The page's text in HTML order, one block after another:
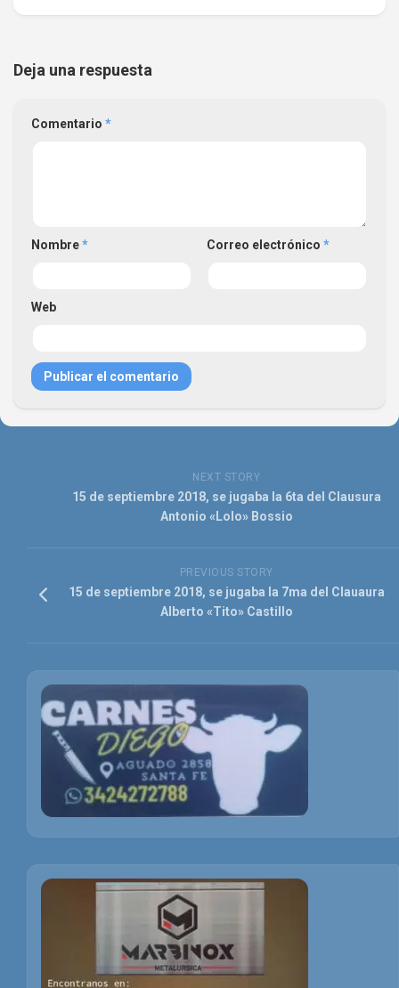
Deja una respuesta
Comentario *
Nombre* Correo electrónico *
Web
NEXT STORY
15 de septiembre 2018, se jugaba la 6ta del Clausura
Antonio «Lolo» Bossio
PREVIOUS STORY
15 de septiembre 2018, se jugaba la 7ma del Clauaura
Alberto «Tito» Castillo